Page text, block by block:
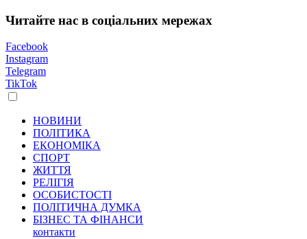
Читайте нас в соціальних мережах
Facebook
Instagram
Telegram
TikTok
НОВИНИ
ПОЛІТИКА
ЕКОНОМІКА
СПОРТ
ЖИТТЯ
РЕЛІГІЯ
ОСОБИСТОСТІ
ПОЛІТИЧНА ДУМКА
БІЗНЕС ТА ФІНАНСИ
контакти